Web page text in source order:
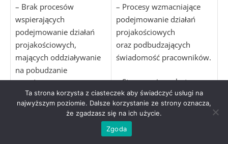
– Brak procesów
wspierających
podejmowanie działań
projakościowych,
mających oddziaływanie
na pobudzanie
świadomości
projakościowej
pracowników.
– Procesy wzmacniające
podejmowanie działań
projakościowych
oraz podbudzających
świadomość pracowników.
– Stosowanie zachęt
wzmacniających poczucie
wartości związanej
z zaangażowaniem
w działania kreatywne.
Ta strona korzysta z ciasteczek aby świadczyć usługi na
najwyższym poziomie. Dalsze korzystanie ze strony oznacza,
że zgadzasz się na ich użycie.
Zgoda